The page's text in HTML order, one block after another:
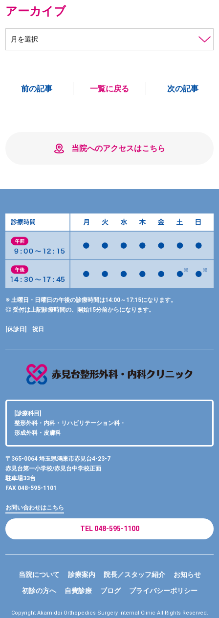
アーカイブ
前の記事 一覧に戻る 次の記事
当院へのアクセスはこちら
※ 土曜日・日曜日の午後の診療時間は14:00～17:15になります。
◎ 受付は上記診療時間の、開始15分前からになります。
[休診日] 祝日
[診療科目]
整形外科・内科・リハビリテーション科・
形成外科・皮膚科
〒365-0064 埼玉県鴻巣市赤見台4-23-7
赤見台第一小学校/赤見台中学校正面
駐車場33台
FAX 048-595-1101
お問い合わせはこちら
TEL 048-595-1100
当院について 診療案内 院長／スタッフ紹介 お知らせ
初診の方へ 自費診療 ブログ プライバシーポリシー
Copyright Akamidai Orthopedics Surgery Internal Clinic All Rights Reserved.